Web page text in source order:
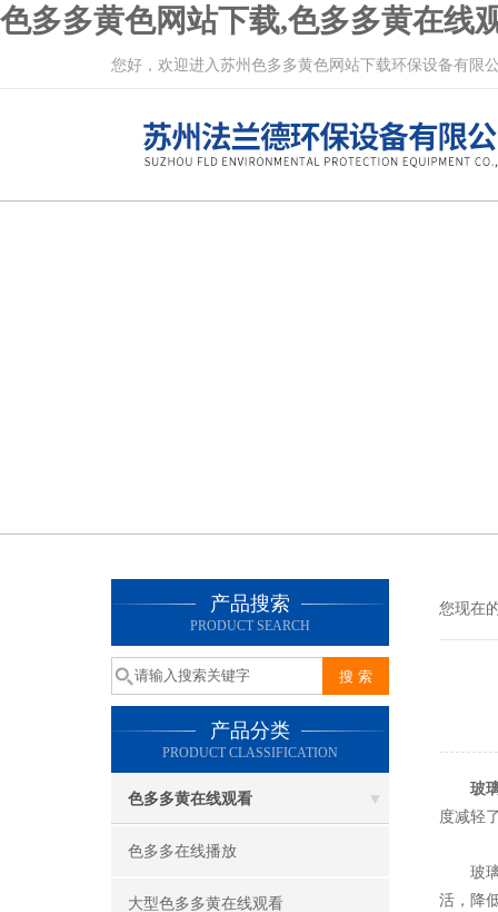
色多多黄色网站下载,色多多黄在线
您好，欢迎进入苏州色多多黄色网站下载环保设备有限公
产品搜索
PRODUCT SEARCH
产品分类
PRODUCT CLASSIFICATION
色多多黄在线观看
色多多在线播放
大型色多多黄在线观看
您现在的
玻
度减轻了
玻璃钢
活，